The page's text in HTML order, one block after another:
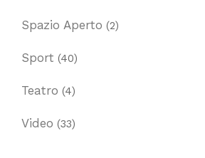
Spazio Aperto (2)
Sport (40)
Teatro (4)
Video (33)